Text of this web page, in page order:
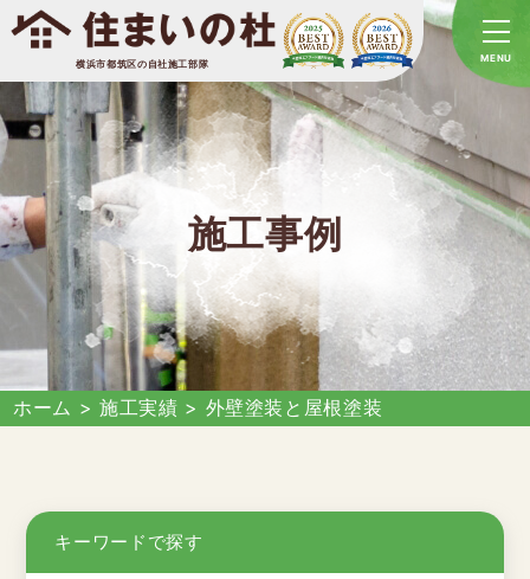
横浜市都筑区の自社施工部隊
施工事例
ホーム >施工実績 > 外壁塗装と屋根塗装
キーワードで探す